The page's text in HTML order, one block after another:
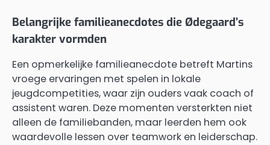
Belangrijke familieanecdotes die Ødegaard’s
karakter vormden
Een opmerkelijke familieanecdote betreft Martins
vroege ervaringen met spelen in lokale
jeugdcompetities, waar zijn ouders vaak coach of
assistent waren. Deze momenten versterkten niet
alleen de familiebanden, maar leerden hem ook
waardevolle lessen over teamwork en leiderschap.